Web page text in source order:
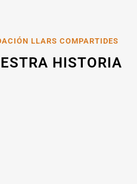
LLARS COMPARTIDES
HISTORIA